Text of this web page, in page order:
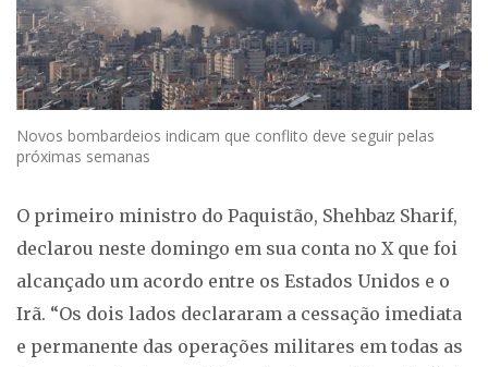
Novos bombardeios indicam que conflito deve seguir pelas
próximas semanas
O primeiro ministro do Paquistão, Shehbaz Sharif,
declarou neste domingo em sua conta no X que foi
alcançado um acordo entre os Estados Unidos e o
Irã. “Os dois lados declararam a cessação imediata
e permanente das operações militares em todas as